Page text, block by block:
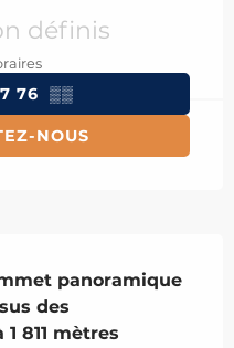
définis
76 ▒▒
NOUS
panoramique
des
811 mètres